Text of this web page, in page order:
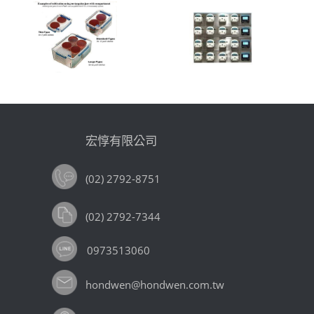
宏惇有限公司
(02) 2792-8751
(02) 2792-7344
0973513060
hondwen@hondwen.com.tw